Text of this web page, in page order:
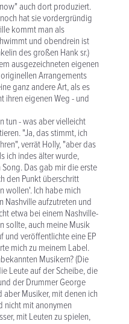
auch dort produziert.
hat sie vordergründig
kommt man als
und obendrein ist
des großen Hank sr.)
ausgezeichneten eigenen
Arrangements
ganz andere Art, als es
ihren eigenen Weg - und
tun - was aber vielleicht
"Ja, das stimmt, ich
verrät Holly, "aber das
ich indes älter wurde,
Das gab mir die erste
den Punkt überschritt
wollen'. Ich habe mich
Nashville aufzutreten und
etwa bei einem Nashville-
sollte, auch meine Musik
und veröffentlichte eine EP
mich zu meinem Label.
Musikern? (Die
Leute auf der Scheibe, die
der Drummer George
Musiker, mit denen ich
nicht mit anonymen
mit Leuten zu spielen,